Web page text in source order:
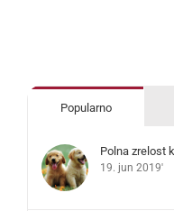
Popularno
Polna zrelost
19. jun 2019'